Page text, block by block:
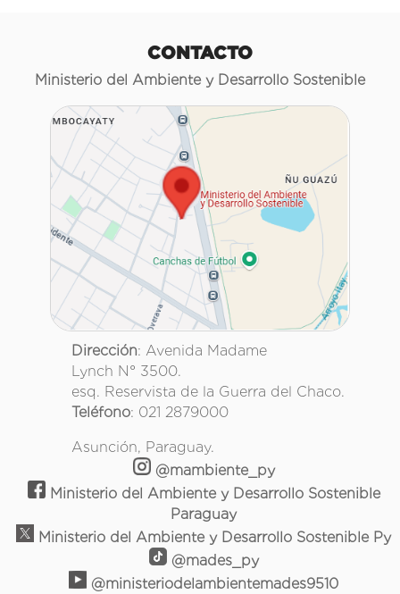
CONTACTO
Ministerio del Ambiente y Desarrollo Sostenible
Dirección: Avenida Madame
Lynch N° 3500.
esq. Reservista de la Guerra del Chaco.
Teléfono: 021 2879000
Asunción, Paraguay.
@mambiente_py
Ministerio del Ambiente y Desarrollo Sostenible
Paraguay
Ministerio del Ambiente y Desarrollo Sostenible Py
@mades_py
@ministeriodelambientemades9510